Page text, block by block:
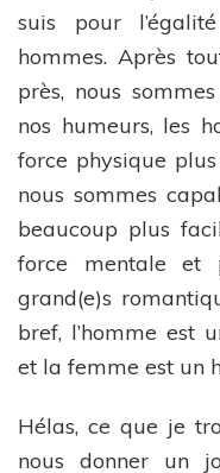
suis pour
hommes. Après
près, nous
nos humeurs, les
force physique
nous sommes
beaucoup plus
force mentale et
grand(e)s
bref, l’homme est
et la femme est un
Hélas, ce que je
nous donner un